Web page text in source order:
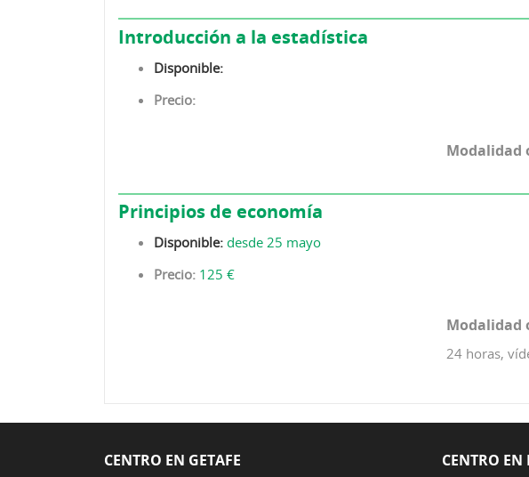
Introducción a la estadística
Disponible:
Precio:
Modalidad
Principios de economía
Disponible: desde 25 mayo
Precio: 125 €
Modalidad
24 horas,
CENTRO EN GETAFE CENTRO EN